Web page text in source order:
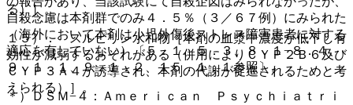
自殺念慮は本剤群でのみ４．５％（３／６７例）にみられた
（海外において本剤は小児外傷後ストレス障害患者に対する
適応を有していない）〔５．１、５．３、８．１−８．４、
９．１．１、９．１．２、１５．１．１参照〕。
＊）ＤＳＭ−４：Ａｍｅｒｉｃａｎ Ｐｓｙｃｈｉａｔｒｉ
る）］。
１５）． スルピリン水和物［本剤の血漿中濃度が低下し有
効性が減弱するおそれがある（併用によりＣＹＰ２Ｂ６及び
ＣＹＰ３Ａ４が誘導され、本剤の代謝が促進されるためと考
えられる）］。